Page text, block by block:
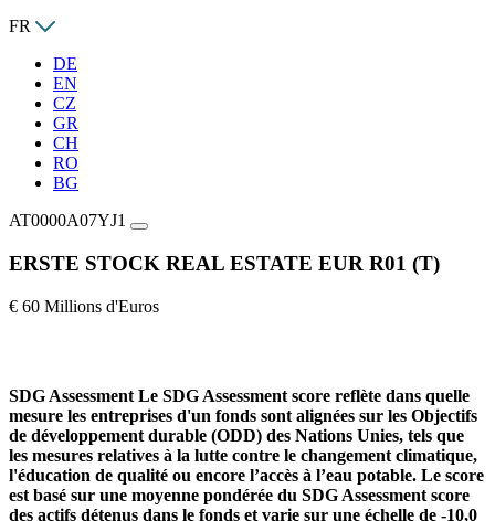
FR
DE
EN
CZ
GR
CH
RO
BG
AT0000A07YJ1
ERSTE STOCK REAL ESTATE EUR R01 (T)
€ 60 Millions d'Euros
SDG Assessment Le SDG Assessment score reflète dans quelle
mesure les entreprises d'un fonds sont alignées sur les Objectifs
de développement durable (ODD) des Nations Unies, tels que
les mesures relatives à la lutte contre le changement climatique,
l'éducation de qualité ou encore l’accès à l’eau potable. Le score
est basé sur une moyenne pondérée du SDG Assessment score
des actifs détenus dans le fonds et varie sur une échelle de -10,0